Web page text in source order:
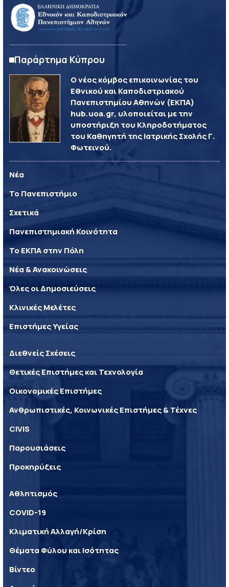
Παράρτημα Κύπρου
Ο νέος κόμβος επικοινωνίας του
Εθνικού και Καποδιστριακού
Πανεπιστημίου Αθηνών (ΕΚΠΑ)
hub.uoa.gr, υλοποιείται με την
υποστήριξη του Κληροδοτήματος
του Καθηγητή της Ιατρικής Σχολής Γ.
Φωτεινού.
Νέα
Το Πανεπιστήμιο
Σχετικά
Πανεπιστημιακή Κοινότητα
Το ΕΚΠΑ στην Πόλη
Νέα & Ανακοινώσεις
Όλες οι Δημοσιεύσεις
Κλινικές Μελέτες
Επιστήμες Υγείας
Διεθνείς Σχέσεις
Θετικές Επιστήμες και Τεχνολογία
Οικονομικές Επιστήμες
Ανθρωπιστικές, Κοινωνικές Επιστήμες & Τέχνες
CIVIS
Παρουσιάσεις
Προκηρύξεις
Αθλητισμός
COVID-19
Κλιματική Αλλαγή/Κρίση
Θέματα Φύλου και Ισότητας
Βίντεο